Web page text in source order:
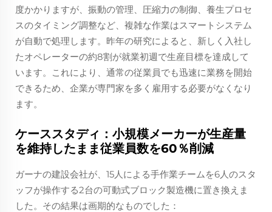
度かかりますが、振動の管理、圧縮力の制御、養生プロセ
スのタイミング調整など、複雑な作業はスマートシステム
が自動で処理します。昨年の研究によると、新しく入社し
たオペレーターの約8割が就業初週で生産目標を達成して
います。これにより、通常の従業員でも迅速に業務を開始
できるため、企業が専門家を多く雇用する必要がなくなり
ます。
ケーススタディ：小規模メーカーが生産量
を維持したまま従業員数を60％削減
ガーナの建設会社が、15人による手作業チームを6人のスタ
ッフが操作する2台の可動式ブロック製造機に置き換えま
した。その結果は画期的なものでした：